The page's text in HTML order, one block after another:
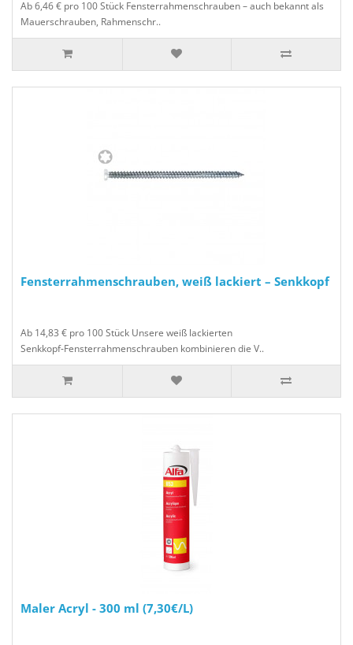
Ab 6,46 € pro 100 Stück Fensterrahmenschrauben – auch bekannt als
Mauerschrauben, Rahmenschr..
Fensterrahmenschrauben, weiß lackiert – Senkkopf
Ab 14,83 € pro 100 Stück Unsere weiß lackierten
Senkkopf‑Fensterrahmenschrauben kombinieren die V..
Maler Acryl - 300 ml (7,30€/L)